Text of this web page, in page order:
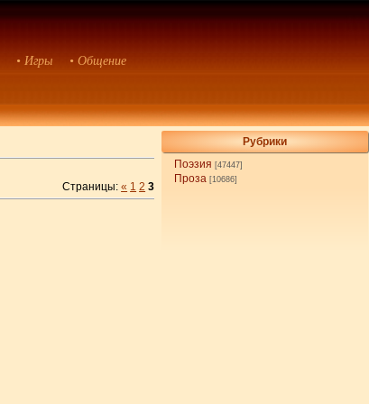
• Игры • Общение
Рубрики
Поэзия [47447]
Проза [10686]
Страницы:« 1 2 3